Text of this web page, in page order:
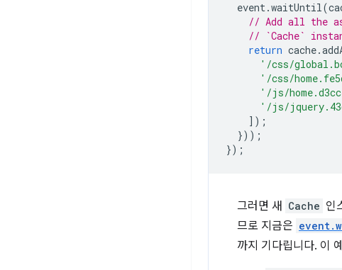
event.waitUntil(
// Add all the
// `Cache`
return cache.
'/css/
'/css/
'/js/
'/js/
]);
}));
});
그러면 새 Cache 인
므로 지금은
까지 기다립니다. 이